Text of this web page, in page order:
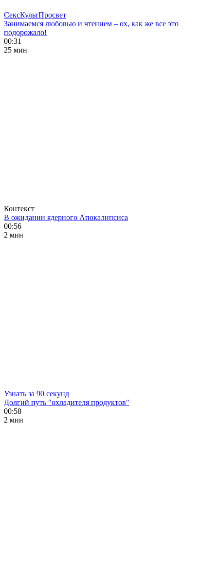
СексКультПросвет
Занимаемся любовью и чтением – ох, как же все это
подорожало!
00:31
25 мин
Контекст
В ожидании ядерного Апокалипсиса
00:56
2 мин
Узнать за 90 секунд
Долгий путь "охладителя продуктов"
00:58
2 мин